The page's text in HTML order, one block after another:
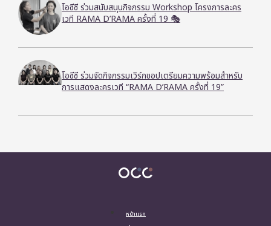
โอซีซี ร่วมสนับสนุนกิจกรรม Workshop โครงการละคร
เวที RAMA D’RAMA ครั้งที่ 19 🎭
โอซีซี ร่วมจัดกิจกรรมเวิร์กชอปเตรียมความพร้อมสำหรับ
การแสดงละครเวที “RAMA D’RAMA ครั้งที่ 19”
หน้าแรก